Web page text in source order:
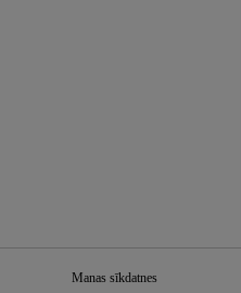
Manas sīkdatnes